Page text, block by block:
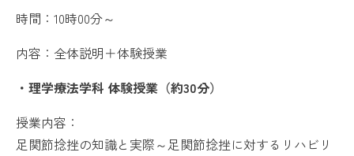
時間：10時00分～
内容：全体説明＋体験授業
・理学療法学科 体験授業（約30分）
授業内容：
足関節捻挫の知識と実際～足関節捻挫に対するリハビリ